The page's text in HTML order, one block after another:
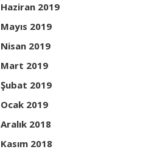
Haziran 2019
Mayıs 2019
Nisan 2019
Mart 2019
Şubat 2019
Ocak 2019
Aralık 2018
Kasım 2018